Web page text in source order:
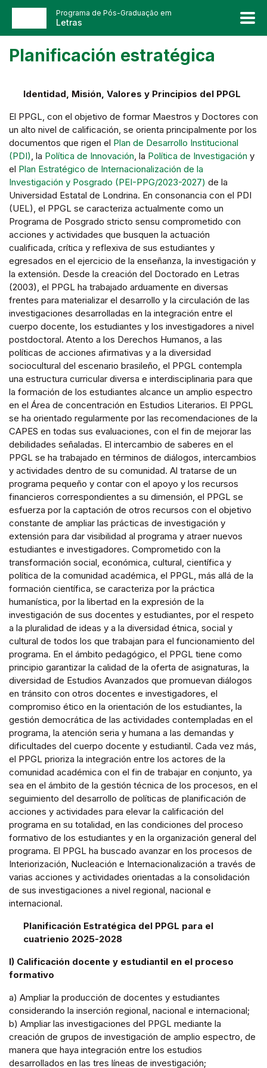
Programa de Pós-Graduação em
Letras
Planificación estratégica
Identidad, Misión, Valores y Principios del PPGL
El PPGL, con el objetivo de formar Maestros y Doctores con
un alto nivel de calificación, se orienta principalmente por los
documentos que rigen el Plan de Desarrollo Institucional
(PDI), la Política de Innovación, la Política de Investigación y
el Plan Estratégico de Internacionalización de la
Investigación y Posgrado (PEI-PPG/2023-2027) de la
Universidad Estatal de Londrina. En consonancia con el PDI
(UEL), el PPGL se caracteriza actualmente como un
Programa de Posgrado stricto sensu comprometido con
acciones y actividades que busquen la actuación
cualificada, crítica y reflexiva de sus estudiantes y
egresados en el ejercicio de la enseñanza, la investigación y
la extensión. Desde la creación del Doctorado en Letras
(2003), el PPGL ha trabajado arduamente en diversas
frentes para materializar el desarrollo y la circulación de las
investigaciones desarrolladas en la integración entre el
cuerpo docente, los estudiantes y los investigadores a nivel
postdoctoral. Atento a los Derechos Humanos, a las
políticas de acciones afirmativas y a la diversidad
sociocultural del escenario brasileño, el PPGL contempla
una estructura curricular diversa e interdisciplinaria para que
la formación de los estudiantes alcance un amplio espectro
en el Área de concentración en Estudios Literarios. El PPGL
se ha orientado regularmente por las recomendaciones de la
CAPES en todas sus evaluaciones, con el fin de mejorar las
debilidades señaladas. El intercambio de saberes en el
PPGL se ha trabajado en términos de diálogos, intercambios
y actividades dentro de su comunidad. Al tratarse de un
programa pequeño y contar con el apoyo y los recursos
financieros correspondientes a su dimensión, el PPGL se
esfuerza por la captación de otros recursos con el objetivo
constante de ampliar las prácticas de investigación y
extensión para dar visibilidad al programa y atraer nuevos
estudiantes e investigadores. Comprometido con la
transformación social, económica, cultural, científica y
política de la comunidad académica, el PPGL, más allá de la
formación científica, se caracteriza por la práctica
humanística, por la libertad en la expresión de la
investigación de sus docentes y estudiantes, por el respeto
a la pluralidad de ideas y a la diversidad étnica, social y
cultural de todos los que trabajan para el funcionamiento del
programa. En el ámbito pedagógico, el PPGL tiene como
principio garantizar la calidad de la oferta de asignaturas, la
diversidad de Estudios Avanzados que promuevan diálogos
en tránsito con otros docentes e investigadores, el
compromiso ético en la orientación de los estudiantes, la
gestión democrática de las actividades contempladas en el
programa, la atención seria y humana a las demandas y
dificultades del cuerpo docente y estudiantil. Cada vez más,
el PPGL prioriza la integración entre los actores de la
comunidad académica con el fin de trabajar en conjunto, ya
sea en el ámbito de la gestión técnica de los procesos, en el
seguimiento del desarrollo de políticas de planificación de
acciones y actividades para elevar la calificación del
programa en su totalidad, en las condiciones del proceso
formativo de los estudiantes y en la organización general del
programa. El PPGL ha buscado avanzar en los procesos de
Interiorización, Nucleación e Internacionalización a través de
varias acciones y actividades orientadas a la consolidación
de sus investigaciones a nivel regional, nacional e
internacional.
Planificación Estratégica del PPGL para el
cuatrienio 2025-2028
I) Calificación docente y estudiantil en el proceso
formativo
a) Ampliar la producción de docentes y estudiantes
considerando la inserción regional, nacional e internacional;
b) Ampliar las investigaciones del PPGL mediante la
creación de grupos de investigación de amplio espectro, de
manera que haya integración entre los estudios
desarrollados en las tres líneas de investigación;